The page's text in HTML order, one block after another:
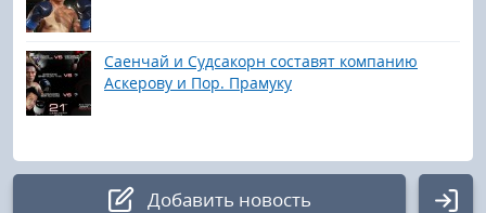
Саенчай и Судсакорн составят компанию
Аскерову и Пор. Прамуку
Добавить новость